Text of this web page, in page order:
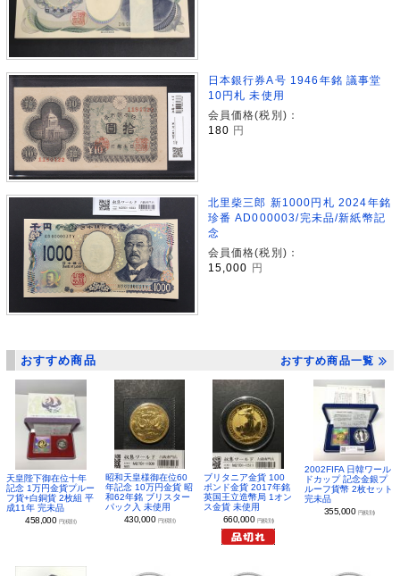
日本銀行券A号 1946年銘 議事堂
10円札 未使用
会員価格(税別)：
180 円
北里柴三郎 新1000円札 2024年銘
珍番 AD000003/完未品/新紙幣記
念
会員価格(税別)：
15,000
円
おすすめ商品 おすすめ商品一覧
天皇陛下御在位十年
記念 1万円金貨プルー
フ貨+白銅貨 2枚組 平
成11年 完未品
458,000 円(税別)
昭和天皇様御在位60
年記念 10万円金貨 昭
和62年銘 ブリスター
パック入 未使用
430,000 円(税別)
ブリタニア金貨 100
ポンド金貨 2017年銘
英国王立造幣局 1オン
ス金貨 未使用
660,000 円(税別)
2002FIFA 日韓ワール
ドカップ 記念金銀プ
ルーフ貨幣 2枚セット
完未品
355,000 円(税別)